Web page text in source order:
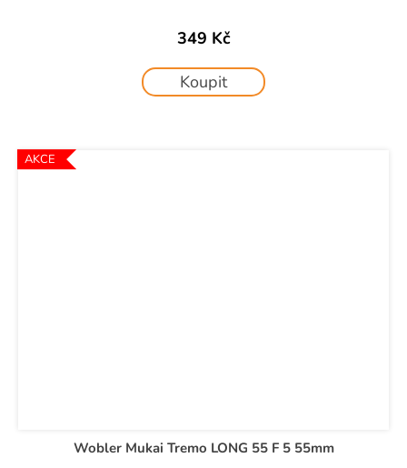
349 Kč
Koupit
AKCE
Wobler Mukai Tremo LONG 55 F 5 55mm